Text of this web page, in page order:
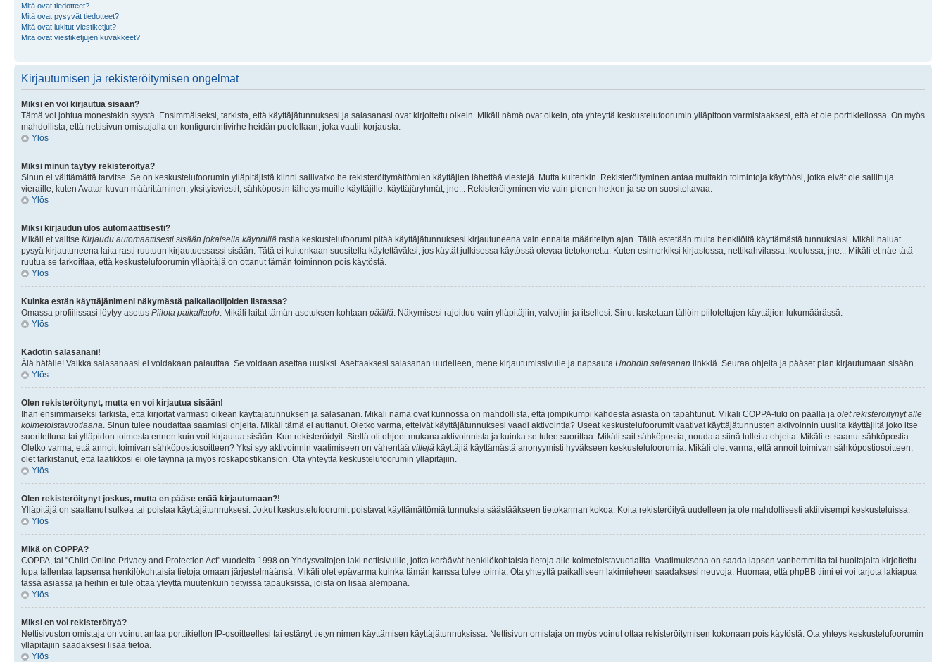
Mitä ovat tiedotteet?
Mitä ovat pysyvät tiedotteet?
Mitä ovat lukitut viestiketjut?
Mitä ovat viestiketjujen kuvakkeet?
Kirjautumisen ja rekisteröitymisen ongelmat
Miksi en voi kirjautua sisään?
Tämä voi johtua monestakin syystä. Ensimmäiseksi, tarkista, että käyttäjätunnuksesi ja salasanasi ovat kirjoitettu oikein. Mikäli nämä ovat oikein, ota yhteyttä keskustelufoorumin ylläpitoon varmistaaksesi, että et ole porttikiellossa. On myös
mahdollista, että nettisivun omistajalla on konfigurointivirhe heidän puolellaan, joka vaatii korjausta.
Ylös
Miksi minun täytyy rekisteröityä?
Sinun ei välttämättä tarvitse. Se on keskustelufoorumin ylläpitäjistä kiinni sallivatko he rekisteröitymättömien käyttäjien lähettää viestejä. Mutta kuitenkin. Rekisteröityminen antaa muitakin toimintoja käyttöösi, jotka eivät ole sallittuja
vieraille, kuten Avatar-kuvan määrittäminen, yksityisviestit, sähköpostin lähetys muille käyttäjille, käyttäjäryhmät, jne... Rekisteröityminen vie vain pienen hetken ja se on suositeltavaa.
Ylös
Miksi kirjaudun ulos automaattisesti?
Mikäli et valitse Kirjaudu automaattisesti sisään jokaisella käynnillä rastia keskustelufoorumi pitää käyttäjätunnuksesi kirjautuneena vain ennalta määritellyn ajan. Tällä estetään muita henkilöitä käyttämästä tunnuksiasi. Mikäli haluat
pysyä kirjautuneena laita rasti ruutuun kirjautuessassi sisään. Tätä ei kuitenkaan suositella käytettäväksi, jos käytät julkisessa käytössä olevaa tietokonetta. Kuten esimerkiksi kirjastossa, nettikahvilassa, koulussa, jne... Mikäli et näe tätä
ruutua se tarkoittaa, että keskustelufoorumin ylläpitäjä on ottanut tämän toiminnon pois käytöstä.
Ylös
Kuinka estän käyttäjänimeni näkymästä paikallaolijoiden listassa?
Omassa profiilissasi löytyy asetus Piilota paikallaolo . Mikäli laitat tämän asetuksen kohtaan päällä . Näkymisesi rajoittuu vain ylläpitäjiin, valvojiin ja itsellesi. Sinut lasketaan tällöin piilotettujen käyttäjien lukumäärässä.
Ylös
Kadotin salasanani!
Älä hätäile! Vaikka salasanaasi ei voidakaan palauttaa. Se voidaan asettaa uusiksi. Asettaaksesi salasanan uudelleen, mene kirjautumissivulle ja napsauta Unohdin salasanan linkkiä. Seuraa ohjeita ja pääset pian kirjautumaan sisään.
Ylös
Olen rekisteröitynyt, mutta en voi kirjautua sisään!
Ihan ensimmäiseksi tarkista, että kirjoitat varmasti oikean käyttäjätunnuksen ja salasanan. Mikäli nämä ovat kunnossa on mahdollista, että jompikumpi kahdesta asiasta on tapahtunut. Mikäli COPPA-tuki on päällä ja olet rekisteröitynyt alle
kolmetoistavuotiaana . Sinun tulee noudattaa saamiasi ohjeita. Mikäli tämä ei auttanut. Oletko varma, etteivät käyttäjätunnuksesi vaadi aktivointia? Useat keskustelufoorumit vaativat käyttäjätunnusten aktivoinnin uusilta käyttäjiltä joko itse
suoritettuna tai ylläpidon toimesta ennen kuin voit kirjautua sisään. Kun rekisteröidyit. Siellä oli ohjeet mukana aktivoinnista ja kuinka se tulee suorittaa. Mikäli sait sähköpostia, noudata siinä tulleita ohjeita. Mikäli et saanut sähköpostia.
Oletko varma, että annoit toimivan sähköpostiosoitteen? Yksi syy aktivoinnin vaatimiseen on vähentää villejä käyttäjiä käyttämästä anonyymisti hyväkseen keskustelufoorumia. Mikäli olet varma, että annoit toimivan sähköpostiosoitteen,
olet tarkistanut, että laatikkosi ei ole täynnä ja myös roskapostikansion. Ota yhteyttä keskustelufoorumin ylläpitäjiin.
Ylös
Olen rekisteröitynyt joskus, mutta en pääse enää kirjautumaan?!
Ylläpitäjä on saattanut sulkea tai poistaa käyttäjätunnuksesi. Jotkut keskustelufoorumit poistavat käyttämättömiä tunnuksia säästääkseen tietokannan kokoa. Koita rekisteröityä uudelleen ja ole mahdollisesti aktiivisempi keskusteluissa.
Ylös
Mikä on COPPA?
COPPA, tai "Child Online Privacy and Protection Act" vuodelta 1998 on Yhdysvaltojen laki nettisivuille, jotka keräävät henkilökohtaisia tietoja alle kolmetoistavuotiailta. Vaatimuksena on saada lapsen vanhemmilta tai huoltajalta kirjoitettu
lupa tallentaa lapsensa henkilökohtaisia tietoja omaan järjestelmäänsä. Mikäli olet epävarma kuinka tämän kanssa tulee toimia, Ota yhteyttä paikalliseen lakimieheen saadaksesi neuvoja. Huomaa, että phpBB tiimi ei voi tarjota lakiapua
tässä asiassa ja heihin ei tule ottaa yteyttä muutenkuin tietyissä tapauksissa, joista on lisää alempana.
Ylös
Miksi en voi rekisteröityä?
Nettisivuston omistaja on voinut antaa porttikiellon IP-osoitteellesi tai estänyt tietyn nimen käyttämisen käyttäjätunnuksissa. Nettisivun omistaja on myös voinut ottaa rekisteröitymisen kokonaan pois käytöstä. Ota yhteys keskustelufoorumin
ylläpitäjiin saadaksesi lisää tietoa.
Ylös